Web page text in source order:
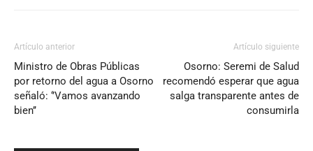
Artículo anterior
Ministro de Obras Públicas
por retorno del agua a Osorno
señaló: ‘’Vamos avanzando
bien’’
Artículo siguiente
Osorno: Seremi de Salud
recomendó esperar que agua
salga transparente antes de
consumirla